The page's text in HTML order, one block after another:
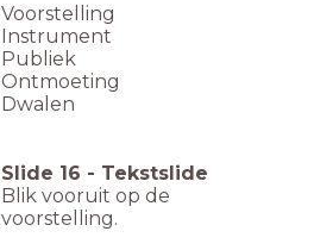
Voorstelling
Instrument
Publiek
Ontmoeting
Dwalen
Slide 16 - Tekstslide
Blik vooruit op de
voorstelling.